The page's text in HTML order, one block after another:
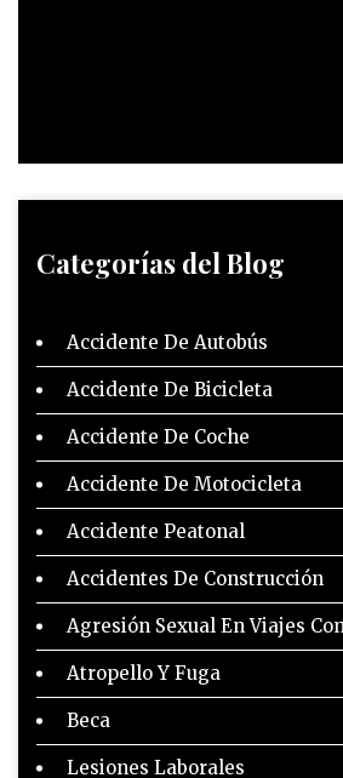
Categorías del Blog
Accidente De Autobús
Accidente De Bicicleta
Accidente De Coche
Accidente De Motocicleta
Accidente Peatonal
Accidentes De Construcción
Agresión Sexual En Viajes
Atropello Y Fuga
Beca
Lesiones Laborales